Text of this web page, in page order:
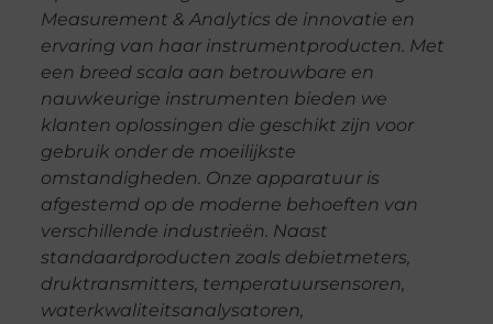
Measurement & Analytics de innovatie en
ervaring van haar instrumentproducten. Met
een breed scala aan betrouwbare en
nauwkeurige instrumenten bieden we
klanten oplossingen die geschikt zijn voor
gebruik onder de moeilijkste
omstandigheden. Onze apparatuur is
afgestemd op de moderne behoeften van
verschillende industrieën. Naast
standaardproducten zoals debietmeters,
druktransmitters, temperatuursensoren,
waterkwaliteitsanalysatoren,